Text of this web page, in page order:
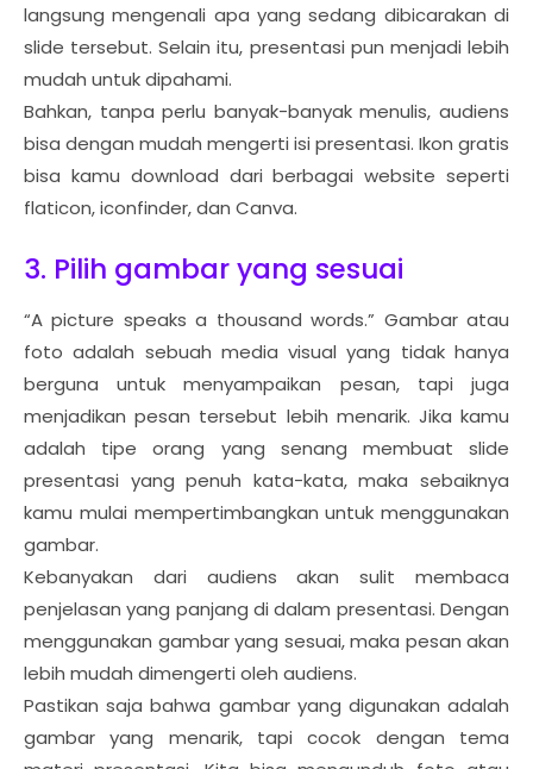
langsung mengenali apa yang sedang dibicarakan di
slide tersebut. Selain itu, presentasi pun menjadi lebih
mudah untuk dipahami.
Bahkan, tanpa perlu banyak-banyak menulis, audiens
bisa dengan mudah mengerti isi presentasi. Ikon gratis
bisa kamu download dari berbagai website seperti
flaticon, iconfinder, dan Canva.
3. Pilih gambar yang sesuai
“A picture speaks a thousand words.” Gambar atau
foto adalah sebuah media visual yang tidak hanya
berguna untuk menyampaikan pesan, tapi juga
menjadikan pesan tersebut lebih menarik. Jika kamu
adalah tipe orang yang senang membuat slide
presentasi yang penuh kata-kata, maka sebaiknya
kamu mulai mempertimbangkan untuk menggunakan
gambar.
Kebanyakan dari audiens akan sulit membaca
penjelasan yang panjang di dalam presentasi. Dengan
menggunakan gambar yang sesuai, maka pesan akan
lebih mudah dimengerti oleh audiens.
Pastikan saja bahwa gambar yang digunakan adalah
gambar yang menarik, tapi cocok dengan tema